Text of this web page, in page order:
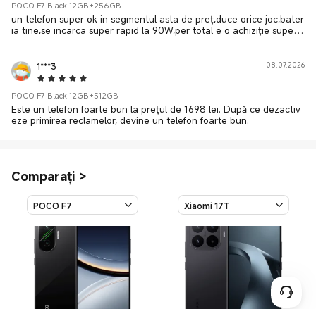
POCO F7 Black 12GB+256GB
un telefon super ok in segmentul asta de preț,duce orice joc,bater
ia tine,se incarca super rapid la 90W,per total e o achiziție superb
1***3
5 Star
08.07.2026
POCO F7 Black 12GB+512GB
Este un telefon foarte bun la prețul de 1698 lei. După ce dezactiv
eze primirea reclamelor, devine un telefon foarte bun.
Comparați >
POCO F7 Xiaomi 17T